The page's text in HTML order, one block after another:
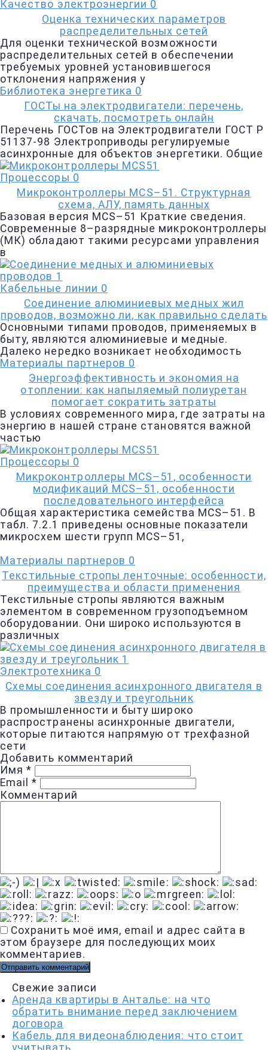
Качество электроэнергии 0
Оценка технических параметров
распределительных сетей
Для оценки технической возможности
распределительных сетей в обеспечении
требуемых уровней установившегося
отклонения напряжения у
Библиотека энергетика 0
ГОСТы на электродвигатели: перечень,
скачать, посмотреть онлайн
Перечень ГОСТов на Электродвигатели ГОСТ Р
51137-98 Электроприводы регулируемые
асинхронные для объектов энергетики. Общие
Процессоры 0
Микроконтроллеры MCS–51. Cтруктурная
схема, АЛУ, память данных
Базовая версия MCS–51 Краткие сведения.
Современные 8–разрядные микроконтроллеры
(МК) обла­дают такими ресурсами управления
в
Кабельные линии 0
Соединение алюминиевых медных жил
проводов, возможно ли, как правильно сделать
Основными типами проводов, применяемых в
быту, являются алюминиевые и медные.
Далеко нередко возникает необходимость
Материалы партнеров 0
Энергоэффективность и экономия на
отоплении: как напыляемый полиуретан
помогает сократить затраты
В условиях современного мира, где затраты на
энергию в нашей стране становятся важной
частью
Процессоры 0
Микроконтроллеры MCS–51, особенности
модификаций MCS–51, особенности
последовательного интерфейса
Общая характеристика семейства MCS–51. В
табл. 7.2.1 приведены основ­ные показатели
микросхем шести групп MCS–51,
Материалы партнеров 0
Текстильные стропы ленточные: особенности,
преимущества и области применения
Текстильные стропы являются важным
элементом в современном грузоподъемном
оборудовании. Они широко используются в
различных
Электротехника 0
Схемы соединения асинхронного двигателя в
звезду и треугольник
В промышленности и быту широко
распространены асинхронные двигатели,
которые питаются напрямую от трехфазной
сети
Добавить комментарий
Имя*
Email*
Комментарий
Сохранить моё имя, email и адрес сайта в
этом браузере для последующих моих
комментариев.
Свежие записи
Аренда квартиры в Анталье: на что
обратить внимание перед заключением
договора
Кабель для видеонаблюдения: что стоит
учитывать